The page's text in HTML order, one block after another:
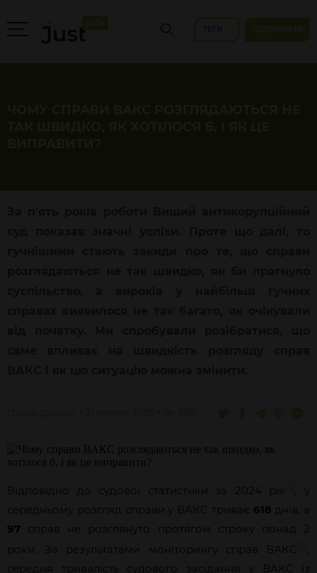
Відповідно до судової статистики за 2024 рік
середньому розгляд справи у ВАКС триває 618 днів, а
97 справ не розглянуто протягом строку понад 2
роки. За результатами моніторингу справ ВАКС
середня тривалість судового засідання у ВАКС із